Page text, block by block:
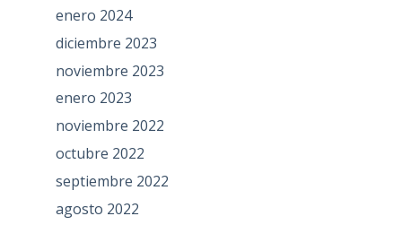
enero 2024
diciembre 2023
noviembre 2023
enero 2023
noviembre 2022
octubre 2022
septiembre 2022
agosto 2022